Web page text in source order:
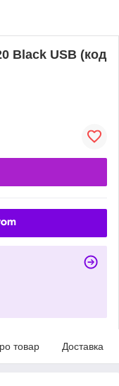
Black USB (код
товар Доставка